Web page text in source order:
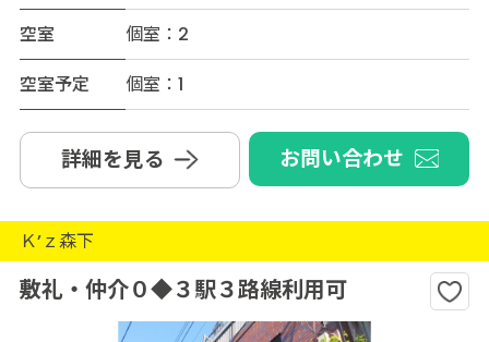
空室
個室：2
空室予定
個室：1
詳細を見る お問い合わせ
Ｋ’ｚ森下
敷礼・仲介０◆３駅３路線利用可